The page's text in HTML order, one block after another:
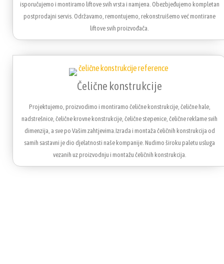
isporučujemo i montiramo liftove svih vrsta i namjena. Obezbjeđujemo kompletan
postprodajni servis. Održavamo, remontujemo, rekonstruišemo već montirane
liftove svih proizvođača.
Čelične konstrukcije
Projektujemo, proizvodimo i montiramo čelične konstrukcije, čelične hale,
nadstrešnice, čelične krovne konstrukcije, čelične stepenice, čelične reklame svih
dimenzija, a sve po Vašim zahtjevima.Izrada i montaža čeličnih konstrukcija od
samih sastavni je dio djelatnosti naše kompanije. Nudimo široku paletu usluga
vezanih uz proizvodnju i montažu čeličnih konstrukcija.